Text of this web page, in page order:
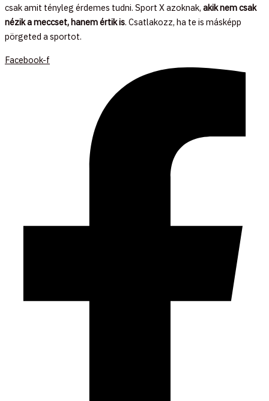
csak amit tényleg érdemes tudni. Sport X azoknak, akik nem csak
nézik a meccset, hanem értik is. Csatlakozz, ha te is másképp
pörgeted a sportot.
Facebook-f